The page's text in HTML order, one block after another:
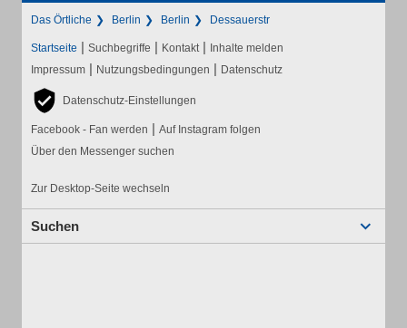
Das Örtliche Berlin Berlin Dessauerstr
Startseite | Suchbegriffe | Kontakt | Inhalte melden
Impressum | Nutzungsbedingungen | Datenschutz
Datenschutz-Einstellungen
Facebook - Fan werden | Auf Instagram folgen
Über den Messenger suchen
Zur Desktop-Seite wechseln
Suchen